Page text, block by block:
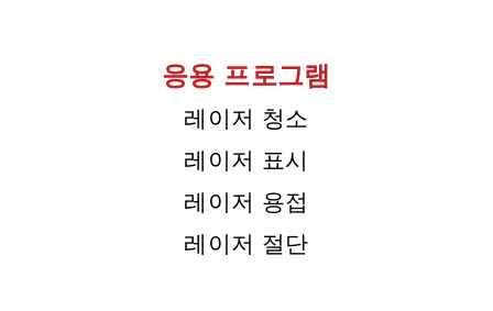
응용 프로그램
레이저 청소
레이저 표시
레이저 용접
레이저 절단